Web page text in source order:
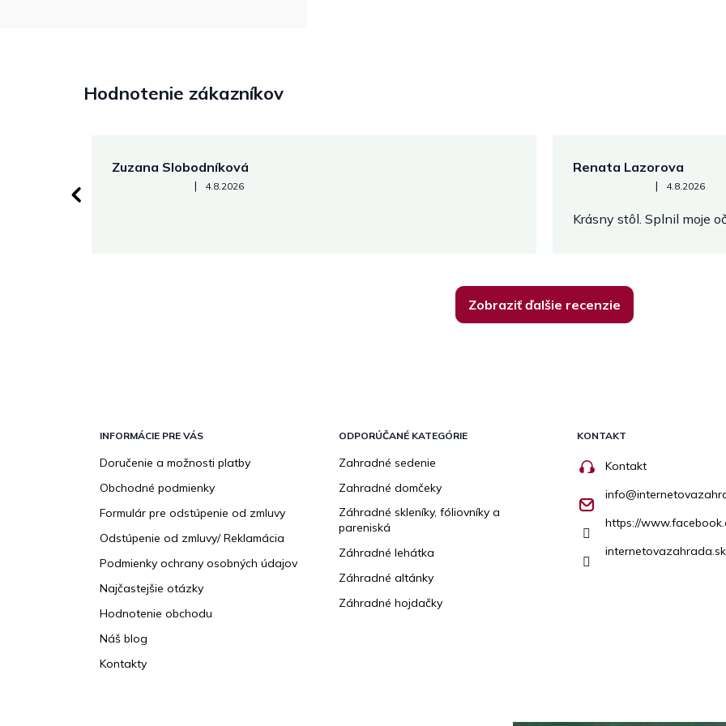
Hodnotenie zákazníkov
Zuzana Slobodníková
Hodnotenie obchodu je 5 z 5 hviezdičiek.
| 4.8.2026
Renata Lazorova
Hodnotenie obchodu je 5 z
| 4.8.2026
Krásny stôl. Splnil moje
Zobraziť ďalšie recenzie
INFORMÁCIE PRE VÁS
Doručenie a možnosti platby
Obchodné podmienky
Formulár pre odstúpenie od zmluvy
Odstúpenie od zmluvy/ Reklamácia
Podmienky ochrany osobných údajov
Najčastejšie otázky
Hodnotenie obchodu
Náš blog
Kontakty
ODPORÚČANÉ KATEGÓRIE
Zahradné sedenie
Zahradné domčeky
Záhradné skleníky, fóliovníky a
pareniská
Záhradné lehátka
Záhradné altánky
Záhradné hojdačky
KONTAKT
Kontakt
info@
https://
internetovazahrada.sk